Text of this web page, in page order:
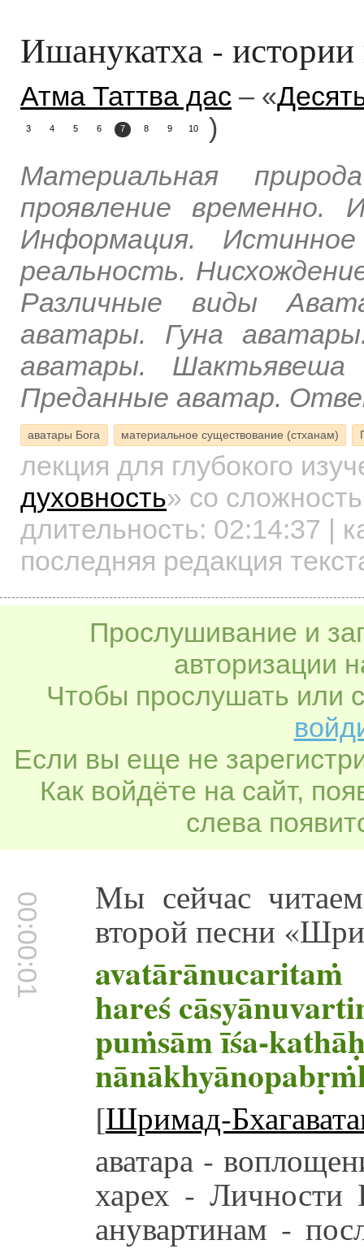
Ишанукатха -
Атма Таттва дас – «
3 4 5 6 7 8 9 10
)
Материальная
проявление временно.
Информация.
реальность.
Различные виды
аватары. Гуна
аватары. Шактьявеша
Преданные аватар.
аватары Бога материальное существование (стханам)
лекция для глубокого
духовность» со
длительность: 02:14:37 |
последняя редакция
Прослушивание и
авторизации
Чтобы прослушать или
Если вы еще не
Как войдёте на сайт,
слева
00:00:01 Мы сейчас
второй песни
avatārānucaritaṁ
hareś
puṁsām īśa-
[Шримад-
аватара -
харех - Личности
анувартинам -